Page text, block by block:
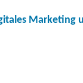
Marketing